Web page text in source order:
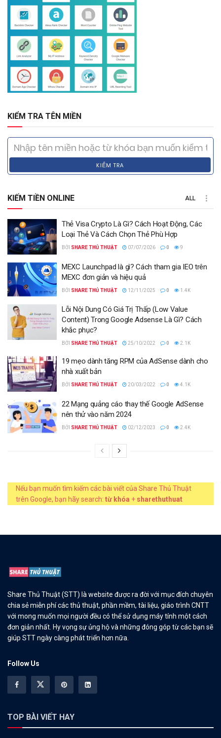
KIỂM TRA TÊN MIỀN
KIỂM TRA
KIẾM TIỀN ONLINE ALL
Thẻ Visa Crypto Là Gì? Cách Hoạt Động, Các
Loại Thẻ Và Cách Chọn Thẻ Phù Hợp
BỞI SHARE THỦ THUẬT 07/07/2026 0 9
MEXC Launchpad là gì? Cách tham gia IEO trên
MEXC đơn giản và hiệu quả
BỞI SHARE THỦ THUẬT 12/11/2025 0 1.4K
Lỗi Nội Dung Có Giá Trị Thấp (Low Value
Content) Trong Google Adsense Là Gì? Cách
khắc phục?
BỞI SHARE THỦ THUẬT 25/10/2022 0 2.1K
19 mẹo dành tăng RPM của AdSense dành cho
nhà xuất bản
BỞI SHARE THỦ THUẬT 20/03/2022 0 4.1K
22 Mạng quảng cáo thay thế Google AdSense
nên thử vào năm 2024
BỞI SHARE THỦ THUẬT 02/12/2023 0 2.4K
Nếu bạn muốn tìm kiếm các bài viết của Share Thủ Thuật
trên Google, bạn hãy search: từ khóa + sharethuthuat
Share Thủ Thuật (STT) là website được ra đời với mục đích chuyên
chia sẻ miễn phí các thủ thuật, phần mềm, tài liệu, giáo trình CNTT
với mong muốn mọi người đều có thể sử dụng máy tính một cách
đơn giản nhất. Hy vọng sự ủng hộ và những đóng góp từ các bạn sẽ
giúp STT ngày càng phát triển hơn nữa.
Follow Us
TOP BÀI VIẾT HAY